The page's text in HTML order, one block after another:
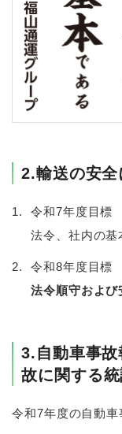
2.輸送の安
令和7年度目標
法令、社内の
令和8年度目標
法令順守およ
3.自動車事
故に関する
令和7年度の自動